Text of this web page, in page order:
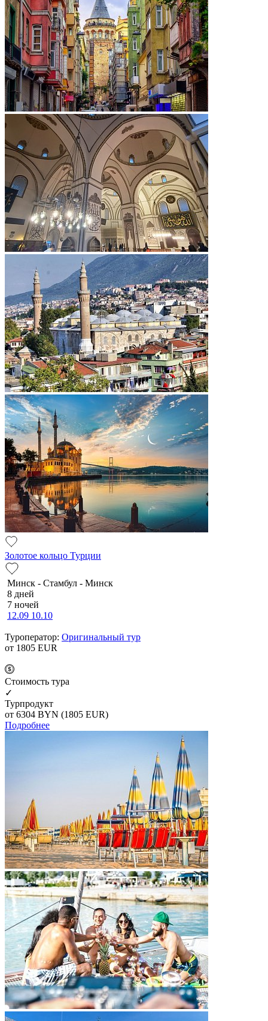
Золотое кольцо Турции
Минск - Стамбул - Минск
8 дней
7 ночей
12.09 10.10
Туроператор: Оригинальный тур
от 1805 EUR
Cтоимость тура
✓
Турпродукт
от 6304 BYN (1805 EUR)
Подробнее